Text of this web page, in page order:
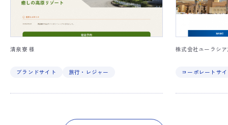
清泉寮 様
ブランドサイト 旅行・レジャー
株式会社ユーラシ
コーポレートサ